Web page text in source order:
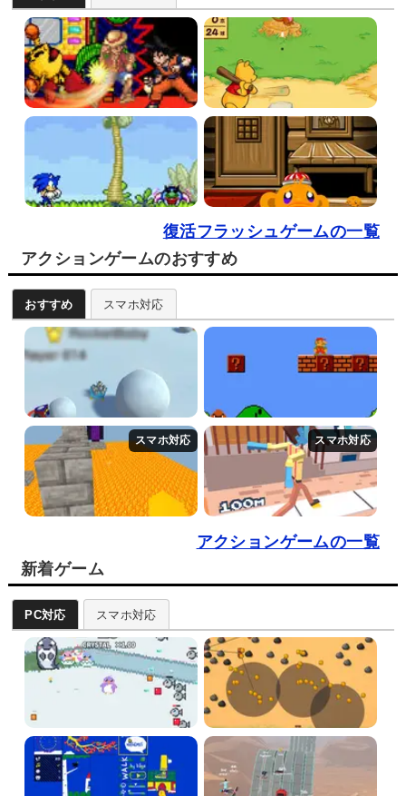
復活フラッシュゲームの一覧
アクションゲームのおすすめ
おすすめ スマホ対応
アクションゲームの一覧
新着ゲーム
PC対応 スマホ対応